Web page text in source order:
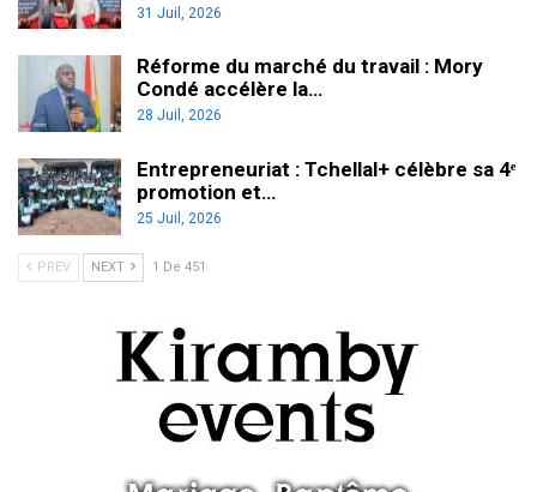
31 Juil, 2026
Réforme du marché du travail : Mory
Condé accélère la…
28 Juil, 2026
Entrepreneuriat : Tchellal+ célèbre sa 4ᵉ
promotion et…
25 Juil, 2026
PREV NEXT 1 De 451